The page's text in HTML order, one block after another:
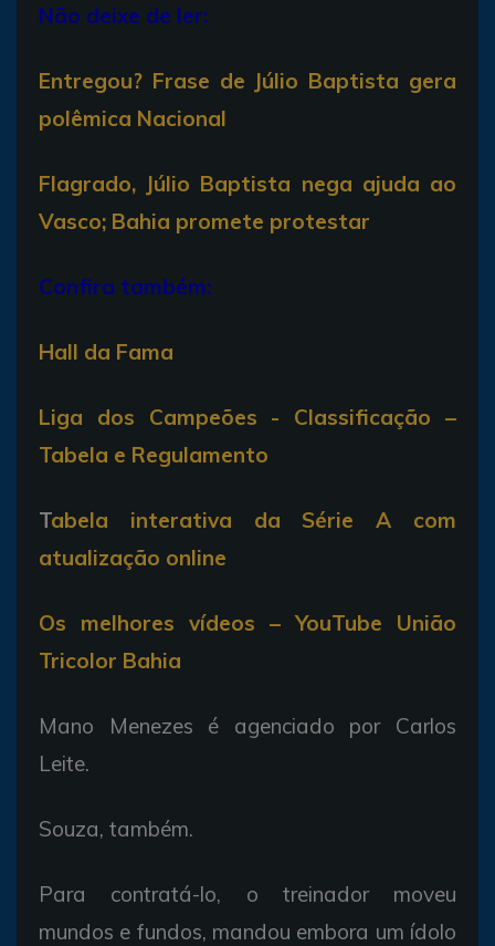
Não deixe de ler:
Entregou? Frase de Júlio Baptista gera
polêmica Nacional
Flagrado, Júlio Baptista nega ajuda ao
Vasco; Bahia promete protestar
Confira também:
Hall da Fama
Liga dos Campeões - Classificação –
Tabela e Regulamento
Tabela interativa da Série A com
atualização online
Os melhores vídeos – YouTube União
Tricolor Bahia
Mano Menezes é agenciado por Carlos
Leite.
Souza, também.
Para contratá-lo, o treinador moveu
mundos e fundos, mandou embora um ídolo